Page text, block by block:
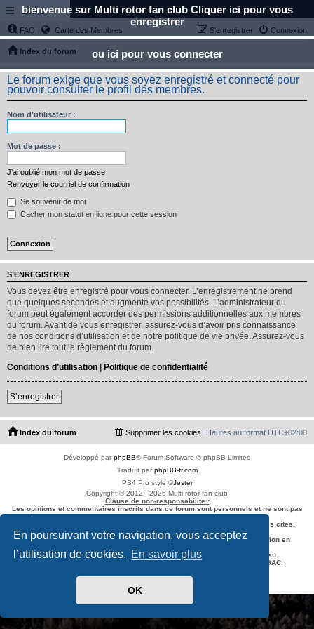
En poursuivant votre navigation, vous acceptez
l’utilisation de cookies. En savoir plus
OK
bienvenue sur Multi rotor fan club Cliquer ici pour vous
enregistrer
ou ici pour vous connecter
Links
FAQ Carte des Membres Connexion
S’enregistrer
Index du forum
Le forum exige que vous soyez enregistré et connecté pour
pouvoir consulter le profil des membres.
Nom d’utilisateur :
Mot de passe :
J’ai oublié mon mot de passe
Renvoyer le courriel de confirmation
Se souvenir de moi
Cacher mon statut en ligne pour cette session
S’ENREGISTRER
Vous devez être enregistré pour vous connecter. L’enregistrement ne prend
que quelques secondes et augmente vos possibilités. L’administrateur du
forum peut également accorder des permissions additionnelles aux membres
du forum. Avant de vous enregistrer, assurez-vous d’avoir pris connaissance
de nos conditions d’utilisation et de notre politique de vie privée. Assurez-vous
de bien lire tout le règlement du forum.
Conditions d’utilisation | Politique de confidentialité
S’enregistrer
Index du forum Heures au format UTC+02:00
Supprimer les cookies
Développé parphpBB® Forum Software © phpBB Limited
Traduit parphpBB-fr.com
PS4 Pro style ©Jester
Copyright © 2012 - 2026 Multi rotor fan club
Clause de non-responsabilite :
Les opinions et commentaires inscrits dans ce forum sont personnels et ne sont pas
necessairement ceux de l'equipe du forum.
L'equipe de ce forum n'est pas responsable du contenu des sites externes cites.
L'utilisation d'un Multi Rotor doit se faire conformément à la réglementation en
et dans le respect de l'espace aérien du pays dans lequel le vol a lieu.
cliquant sur ce lien ou auprès de la DGAC.
Conditions